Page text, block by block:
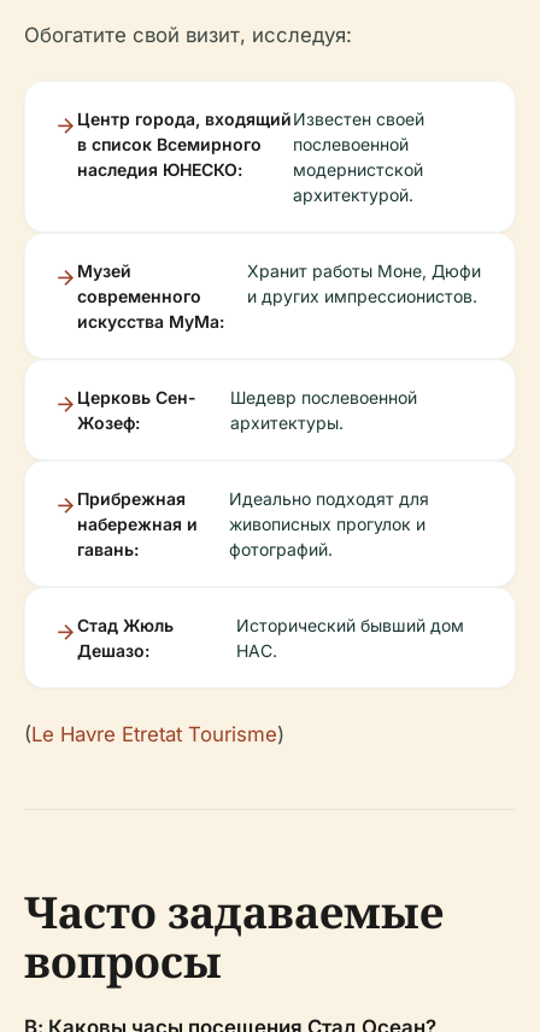
Обогатите свой визит, исследуя:
Центр города, входящий
в список Всемирного
наследия ЮНЕСКО:
Известен своей
послевоенной
модернистской
архитектурой.
Музей
современного
искусства МуМа:
Хранит работы Моне, Дюфи
и других импрессионистов.
Церковь Сен-
Жозеф:
Шедевр послевоенной
архитектуры.
Прибрежная
набережная и
гавань:
Идеально подходят для
живописных прогулок и
фотографий.
Стад Жюль
Дешазо:
Исторический бывший дом
HAC.
(Le Havre Etretat Tourisme)
Часто задаваемые
вопросы
В: Каковы часы посещения Стад Осеан?